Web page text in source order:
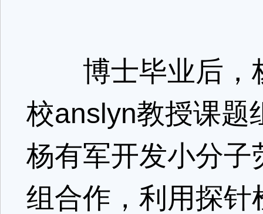
博士毕业后，
校anslyn教授课题
杨有军开发小分
组合作，利用探